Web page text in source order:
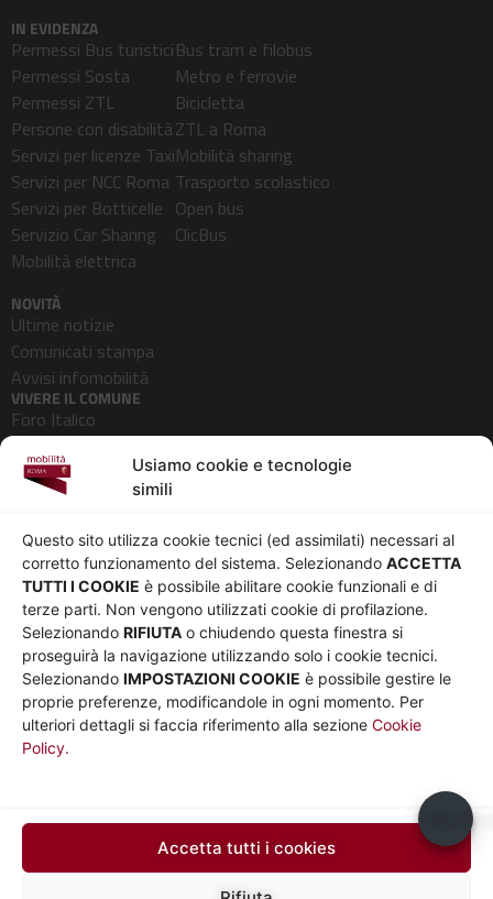
Usiamo cookie e tecnologie
simili
Questo sito utilizza cookie tecnici (ed assimilati) necessari al
corretto funzionamento del sistema. Selezionando ACCETTA
TUTTI I COOKIE è possibile abilitare cookie funzionali e di
terze parti. Non vengono utilizzati cookie di profilazione.
Selezionando RIFIUTA o chiudendo questa finestra si
proseguirà la navigazione utilizzando solo i cookie tecnici.
Selezionando IMPOSTAZIONI COOKIE è possibile gestire le
proprie preferenze, modificandole in ogni momento. Per
ulteriori dettagli si faccia riferimento alla sezione Cookie
Policy.
Accetta tutti i cookies
IN EVIDENZA
Permessi Bus turistici
Permessi Sosta
Permessi ZTL
Persone con disabilità
Servizi per licenze Taxi
Servizi per NCC Roma
Servizi per Botticelle
Servizio Car Sharing
Mobilità elettrica
Bus tram e filobus
Metro e ferrovie
Bicicletta
ZTL a Roma
Mobilità sharing
Trasporto scolastico
Open bus
ClicBus
NOVITÀ
Ultime notizie
Comunicati stampa
Avvisi infomobilità
VIVERE IL COMUNE
Foro Italico
Pedonalizzazioni
Aeroporti
Chi siamo
Governance
Whistleblowing
Co-Marketing
Social media policy
Informativa Cookie
Informativa Sito web e
social media
Privacy
Parità di genere
Amministrazione
trasparente
Bandi e gare
Note legali
UTILITÀ
Car Sharing Roma
Usiamo